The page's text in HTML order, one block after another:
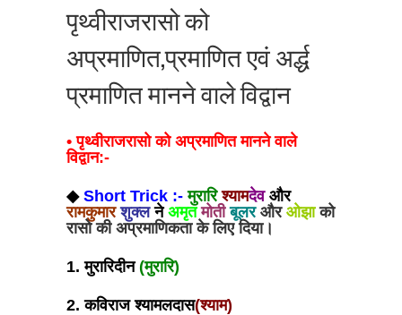
पृथ्वीराजरासो को
अप्रमाणित,प्रमाणित एवं अर्द्ध
प्रमाणित मानने वाले विद्वान
• पृथ्वीराजरासो को अप्रमाणित मानने वाले
विद्वान:-
◆Short Trick :- मुरारि श्यामदेवऔर
रामकुमार शुक्लनेअमृत मोतीबूलरऔर ओझाको
रासो की अप्रमाणिकता के लिए दिया।
1. मुरारिदीन(मुरारि)
2. कविराज श्यामलदास(श्याम)